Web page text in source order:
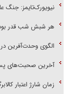
نیویورک‌تایمز: جنگ
هر شبش شب قدر
الگوی وحدت‌آفرین
آخرین صحبت‌های
زمان شارژ اعتبار